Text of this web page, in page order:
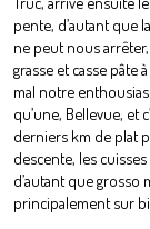
pente, d’autant que
ne peut nous
grasse et casse pâte
mal notre
qu’une, Bellevue, et
derniers km de plat
descente, les
d’autant que grosso
principalement sur